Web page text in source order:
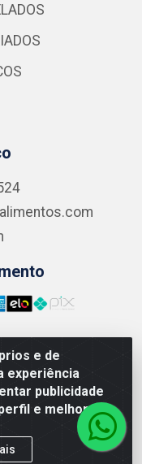
e de
experiência
publicidade
e melhorar a
ALIMENTICIOS
CIRCULAR/RJ -
03